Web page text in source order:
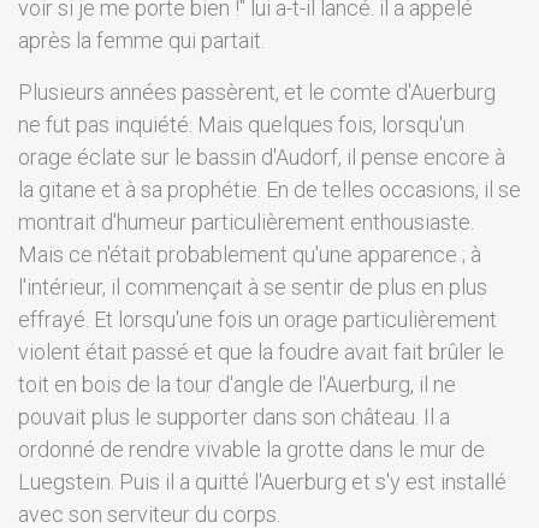
voir si je me porte bien !" lui a-t-il lancé. il a appelé
après la femme qui partait.
Plusieurs années passèrent, et le comte d'Auerburg
ne fut pas inquiété. Mais quelques fois, lorsqu'un
orage éclate sur le bassin d'Audorf, il pense encore à
la gitane et à sa prophétie. En de telles occasions, il se
montrait d'humeur particulièrement enthousiaste.
Mais ce n'était probablement qu'une apparence ; à
l'intérieur, il commençait à se sentir de plus en plus
effrayé. Et lorsqu'une fois un orage particulièrement
violent était passé et que la foudre avait fait brûler le
toit en bois de la tour d'angle de l'Auerburg, il ne
pouvait plus le supporter dans son château. Il a
ordonné de rendre vivable la grotte dans le mur de
Luegstein. Puis il a quitté l'Auerburg et s'y est installé
avec son serviteur du corps.